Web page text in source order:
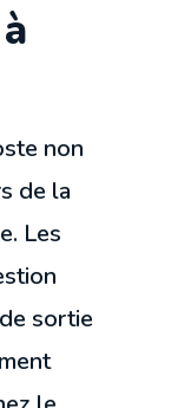
non
de la
Les
sortie